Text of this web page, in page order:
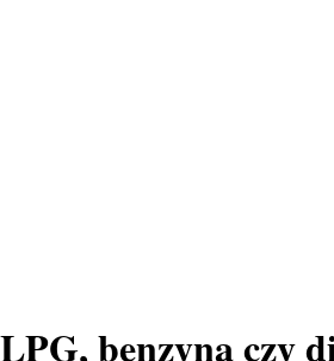
LPG, benzyna czy